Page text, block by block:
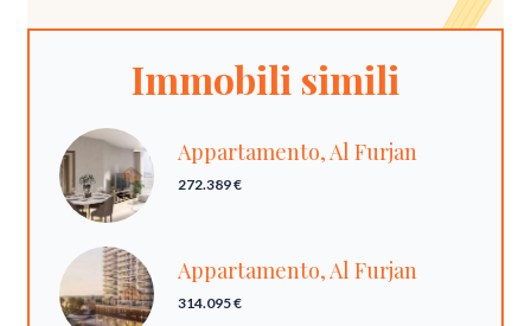
Immobili simili
Appartamento, Al Furjan
272.389 €
Appartamento, Al Furjan
314.095 €